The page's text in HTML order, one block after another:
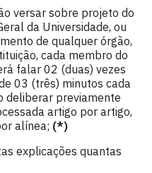
versar sobre projeto do
da Universidade, ou
de qualquer órgão,
cada membro do
falar 02 (duas) vezes
03 (três) minutos cada
deliberar previamente
artigo por artigo,
alínea; (*)
explicações quantas